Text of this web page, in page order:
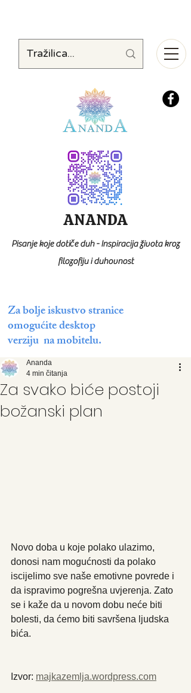
Za bolje iskustvo stranice
omogućite desktop
verziju na mobitelu.
ANANDA
Pisanje koje dotiče duh - Inspiracija života kroz
filozofiju i duhovnost
Za svako biće postoji
božanski plan
Ananda
4 min čitanja
Novo doba u koje polako ulazimo,
donosi nam mogućnosti da polako
iscijelimo sve naše emotivne povrede i
da ispravimo pogrešna uvjerenja. Zato
se i kaže da u novom dobu neće biti
bolesti, da ćemo biti savršena ljudska
bića.
Izvor: majkazemlja.wordpress.com